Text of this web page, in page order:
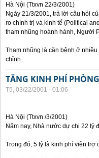
Hà Nội (Ttxvn 22/3/2001)
Ngày 21/3/2001, trả lời câu hỏi
ro chính trị và kinh tế (Political
tham nhũng hoành hành, Người
Tham nhũng là căn bệnh ở
chỉnh.
TĂNG KINH PHÍ
T5, 03/22/2001 - 01:06
Hà Nội (Ttxvn /3/2001)
Năm nay, Nhà nước dự chi 22 tỷ
Trong đó, 5 tỷ là kinh phí viện trợ